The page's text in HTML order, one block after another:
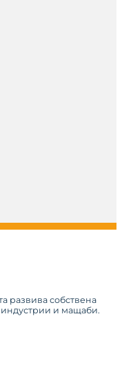
развива собствена
индустрии и мащаби.